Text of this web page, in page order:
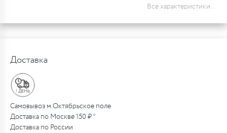
Все характеристики...
Доставка
Самовывоз м.Октябрьское поле
Доставка по Москве 150 ₽ *
Доставка по России